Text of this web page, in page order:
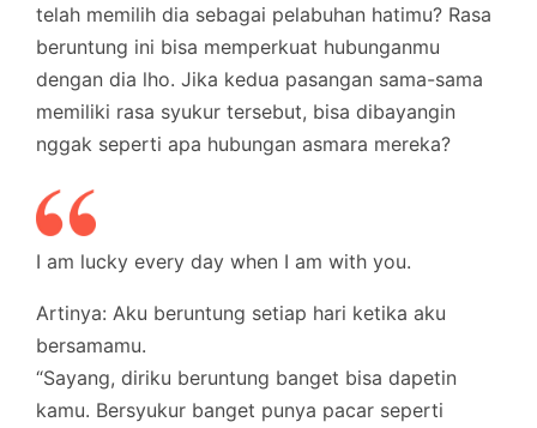
telah memilih dia sebagai pelabuhan hatimu? Rasa
beruntung ini bisa memperkuat hubunganmu
dengan dia lho. Jika kedua pasangan sama-sama
memiliki rasa syukur tersebut, bisa dibayangin
nggak seperti apa hubungan asmara mereka?
I am lucky every day when I am with you.
Artinya: Aku beruntung setiap hari ketika aku
bersamamu.
“Sayang, diriku beruntung banget bisa dapetin
kamu. Bersyukur banget punya pacar seperti